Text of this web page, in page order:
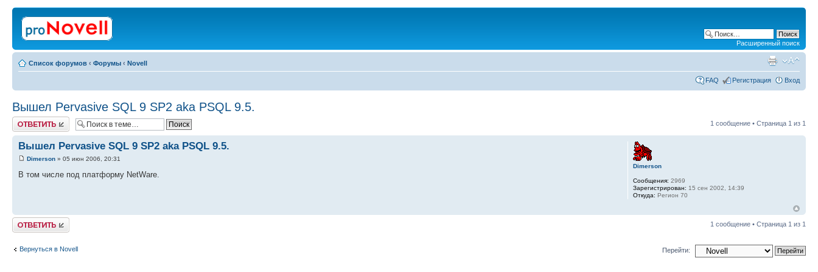
Расширенный поиск
Список форумов ‹ Форумы ‹ Novell
FAQ Регистрация Вход
Вышел Pervasive SQL 9 SP2 aka PSQL 9.5.
Ответить 1 сообщение • Страница 1 из 1
Вышел Pervasive SQL 9 SP2 aka PSQL 9.5.
Dimerson » 05 июн 2006, 20:31
В том числе под платформу NetWare.
Dimerson
Сообщения: 2969
Зарегистрирован: 15 сен 2002, 14:39
Откуда: Регион 70
Ответить 1 сообщение • Страница 1 из 1
Вернуться в Novell Перейти: